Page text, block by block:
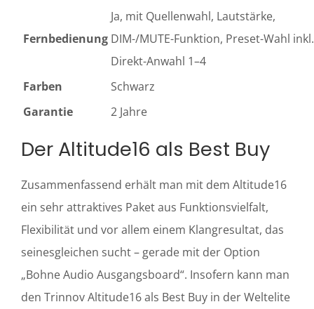
Fernbedienung
Ja, mit Quellenwahl, Lautstärke,
DIM-/MUTE-Funktion, Preset-Wahl inkl.
Direkt-Anwahl 1–4
Farben
Schwarz
Garantie
2 Jahre
Der Altitude16 als Best Buy
Zusammenfassend erhält man mit dem Altitude16
ein sehr attraktives Paket aus Funktionsvielfalt,
Flexibilität und vor allem einem Klangresultat, das
seinesgleichen sucht – gerade mit der Option
„Bohne Audio Ausgangsboard“. Insofern kann man
den Trinnov Altitude16 als Best Buy in der Weltelite